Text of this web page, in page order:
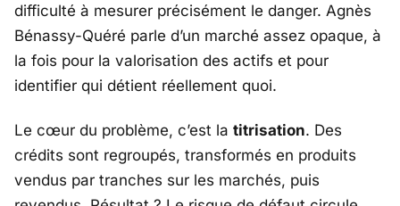
difficulté à mesurer précisément le danger. Agnès
Bénassy-Quéré parle d’un marché assez opaque, à
la fois pour la valorisation des actifs et pour
identifier qui détient réellement quoi.
Le cœur du problème, c’est la titrisation. Des
crédits sont regroupés, transformés en produits
vendus par tranches sur les marchés, puis